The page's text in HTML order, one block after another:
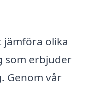
jämföra olika
som erbjuder
Genom vår